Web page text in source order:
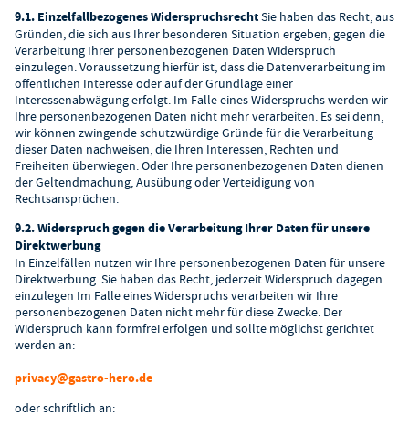
9.1. Einzelfallbezogenes WiderspruchsrechtSie haben das Recht, aus
Gründen, die sich aus Ihrer besonderen Situation ergeben, gegen die
Verarbeitung Ihrer personenbezogenen Daten Widerspruch
einzulegen. Voraussetzung hierfür ist, dass die Datenverarbeitung im
öffentlichen Interesse oder auf der Grundlage einer
Interessenabwägung erfolgt. Im Falle eines Widerspruchs werden wir
Ihre personenbezogenen Daten nicht mehr verarbeiten. Es sei denn,
wir können zwingende schutzwürdige Gründe für die Verarbeitung
dieser Daten nachweisen, die Ihren Interessen, Rechten und
Freiheiten überwiegen. Oder Ihre personenbezogenen Daten dienen
der Geltendmachung, Ausübung oder Verteidigung von
Rechtsansprüchen.
9.2. Widerspruch gegen die Verarbeitung Ihrer Daten für unsere
Direktwerbung
In Einzelfällen nutzen wir Ihre personenbezogenen Daten für unsere
Direktwerbung. Sie haben das Recht, jederzeit Widerspruch dagegen
einzulegen Im Falle eines Widerspruchs verarbeiten wir Ihre
personenbezogenen Daten nicht mehr für diese Zwecke. Der
Widerspruch kann formfrei erfolgen und sollte möglichst gerichtet
werden an:
privacy@gastro-hero.de
oder schriftlich an: